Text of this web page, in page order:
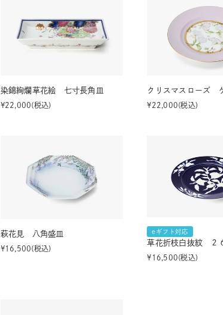
染錦絢爛草花絵 七寸長角皿
¥22,000 税込
クリスマスローズ
¥22,000 税込
萩花見 八角盛皿
¥16,500 税込
eギフト対応
草花折枝白抜紋 ２
¥ 16,500 税込